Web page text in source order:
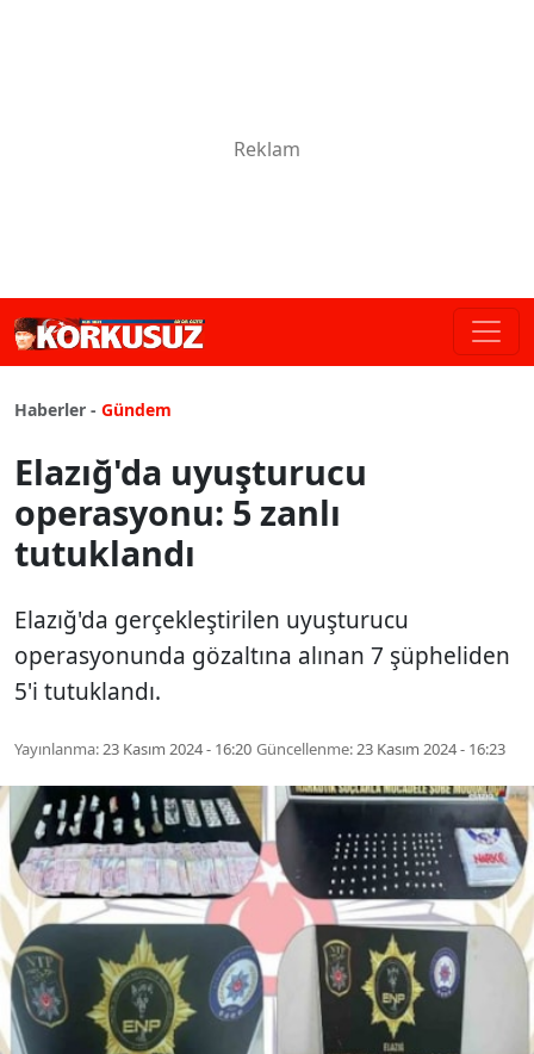
Haberler - Gündem
Elazığ'da uyuşturucu
operasyonu: 5 zanlı
tutuklandı
Elazığ'da gerçekleştirilen uyuşturucu
operasyonunda gözaltına alınan 7 şüpheliden
5'i tutuklandı.
Yayınlanma:23 Kasım 2024 - 16:20 Güncellenme:23 Kasım 2024 - 16:23